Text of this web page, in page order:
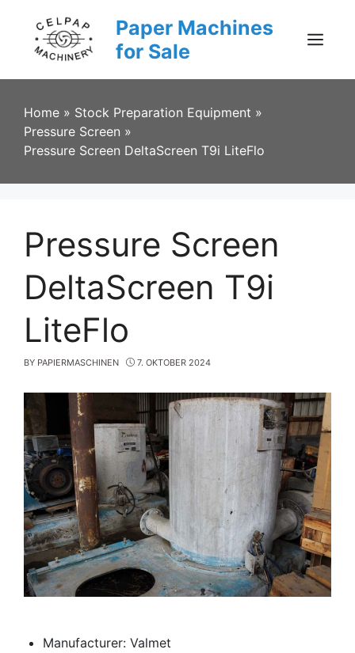
content
Paper Machines
for Sale
Menu
Home » Stock Preparation Equipment »
Pressure Screen »
Pressure Screen DeltaScreen T9i LiteFlo
Pressure Screen
DeltaScreen T9i
LiteFlo
BY PAPIERMASCHINEN 7. OKTOBER 2024
Manufacturer: Valmet